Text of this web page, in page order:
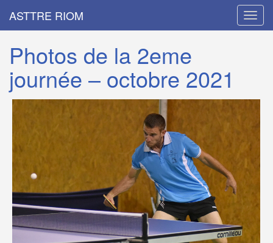
Menu
ASTTRE RIOM
Photos de la 2eme
journée – octobre 2021